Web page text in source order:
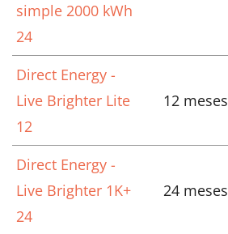
simple 2000 kWh
24
Direct Energy -
Live Brighter Lite
12
12 meses
Direct Energy -
Live Brighter 1K+
24
24 meses